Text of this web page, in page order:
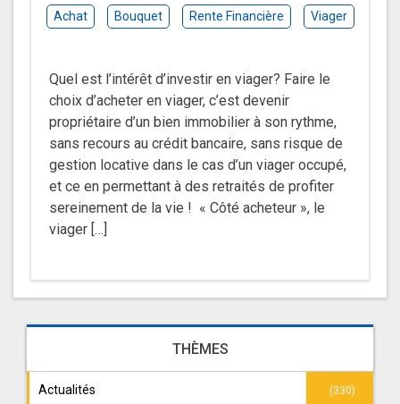
Achat Bouquet Rente Financière Viager
Quel est l’intérêt d’investir en viager? Faire le
choix d’acheter en viager, c’est devenir
propriétaire d’un bien immobilier à son rythme,
sans recours au crédit bancaire, sans risque de
gestion locative dans le cas d’un viager occupé,
et ce en permettant à des retraités de profiter
sereinement de la vie ! « Côté acheteur », le
viager […]
THÈMES
Actualités (330)